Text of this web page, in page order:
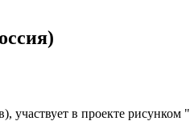
участвует в проекте